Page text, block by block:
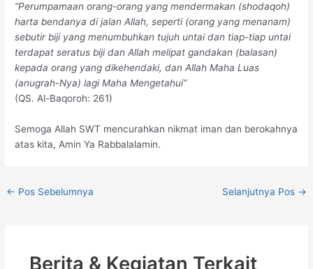
“Perumpamaan orang-orang yang mendermakan (shodaqoh)
harta bendanya di jalan Allah, seperti (orang yang menanam)
sebutir biji yang menumbuhkan tujuh untai dan tiap-tiap untai
terdapat seratus biji dan Allah melipat gandakan (balasan)
kepada orang yang dikehendaki, dan Allah Maha Luas
(anugrah-Nya) lagi Maha Mengetahui“
(QS. Al-Baqoroh: 261)
Semoga Allah SWT mencurahkan nikmat iman dan berokahnya
atas kita, Amin Ya Rabbalalamin.
← Pos Sebelumnya Selanjutnya Pos →
Berita & Kegiatan Terkait